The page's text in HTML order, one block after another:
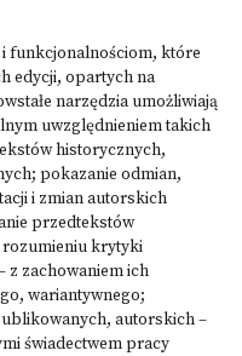
funkcjonalnościom, które
edycji, opartych na
narzędzia umożliwiają
uwzględnieniem takich
historycznych,
pokazanie odmian,
i zmian autorskich
przedtekstów
krytyki
z zachowaniem ich
wariantywnego;
autorskich –
świadectwem pracy